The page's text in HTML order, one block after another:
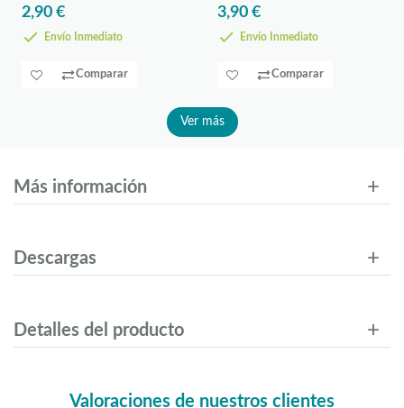
2,90 €
Envío Inmediato
Comparar
3,90 €
Envío Inmediato
Comparar
Ver más
Más información
Descargas
Detalles del producto
Valoraciones de nuestros clientes